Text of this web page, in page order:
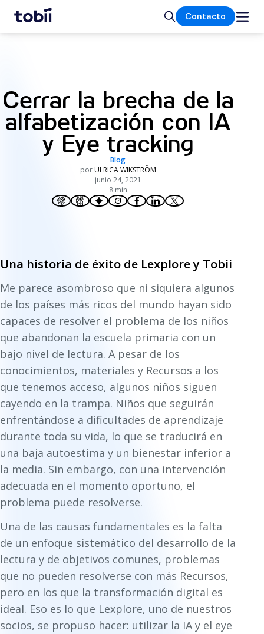
Inicio BuscarContacto
Cerrar la brecha de la
alfabetización con IA
y Eye tracking
Blog
por ULRICA WIKSTRÖM
junio 24, 2021
8 min
Una historia de éxito de Lexplore y Tobii
Me parece asombroso que ni siquiera algunos
de los países más ricos del mundo hayan sido
capaces de resolver el problema de los niños
que abandonan la escuela primaria con un
bajo nivel de lectura. A pesar de los
conocimientos, materiales y Recursos a los
que tenemos acceso, algunos niños siguen
cayendo en la trampa. Niños que seguirán
enfrentándose a dificultades de aprendizaje
durante toda su vida, lo que se traducirá en
una baja autoestima y un bienestar inferior a
la media. Sin embargo, con una intervención
adecuada en el momento oportuno, el
problema puede resolverse.
Una de las causas fundamentales es la falta
de un enfoque sistemático del desarrollo de la
lectura y de objetivos comunes, problemas
que no pueden resolverse con más Recursos,
pero en los que la transformación digital es
ideal. Eso es lo que Lexplore, uno de nuestros
socios, se propuso hacer: utilizar la IA y el eye